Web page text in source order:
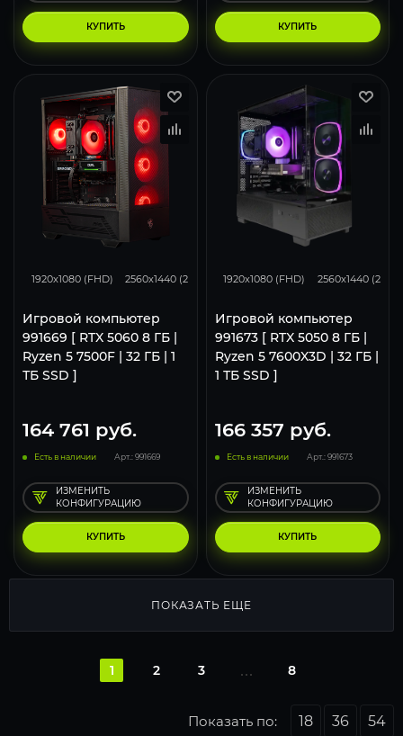
КУПИТЬ КУПИТЬ
1920x1080 (FHD) 2560x1440 (2K) 3840x2160 (4K)
Игровой компьютер
991669 [ RTX 5060 8 ГБ |
Ryzen 5 7500F | 32 ГБ | 1
ТБ SSD ]
164 761 руб.
Есть в наличии Арт.: 991669
КУПИТЬ
ИЗМЕНИТЬ
КОНФИГУРАЦИЮ
1920x1080 (FHD) 2560x1440 (2K)
Игровой компьютер
991673 [ RTX 5050 8 ГБ |
Ryzen 5 7600X3D | 32 ГБ |
1 ТБ SSD ]
166 357 руб.
Есть в наличии Арт.: 991673
КУПИТЬ
ИЗМЕНИТЬ
КОНФИГУРАЦИЮ
ПОКАЗАТЬ ЕЩЕ
1 2 3 8
Показать по: 18 36 54